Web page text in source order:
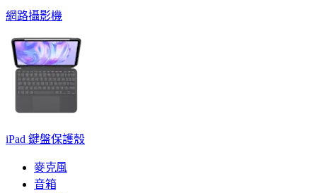
網路攝影機
iPad 鍵盤保護殼
麥克風
音箱